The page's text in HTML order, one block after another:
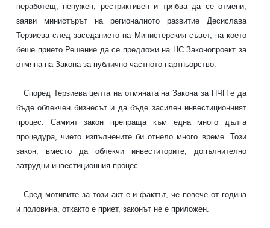
неработещ, ненужен, рестриктивен и трябва да се отмени,
заяви министърът на регионалното развитие Десислава
Терзиева след заседанието на Министерския съвет, на което
беше прието Решение да се предложи на НС Законопроект за
отмяна на Закона за публично-частното партньорство.
Според Терзиева целта на отмяната на Закона за ПЧП е да
бъде облекчен бизнесът и да бъде засилен инвестиционният
процес. Самият закон препраща към една много дълга
процедура, чието изпълнените би отнело много време. Този
закон, вместо да облекчи инвеститорите, допълнително
затрудни инвестиционния процес.
Сред мотивите за този акт е и фактът, че повече от година
и половина, откакто е приет, законът не е приложен.